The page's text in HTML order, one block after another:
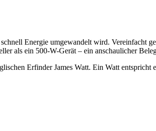
Energie umgewandelt wird. Vereinfacht
als ein 500-W-Gerät – ein anschaulicher
Erfinder James Watt. Ein Watt